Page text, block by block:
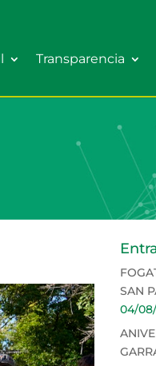
Transparencia
SAN
04/